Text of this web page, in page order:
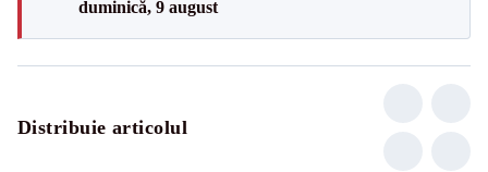
duminică, 9 august
Distribuie articolul